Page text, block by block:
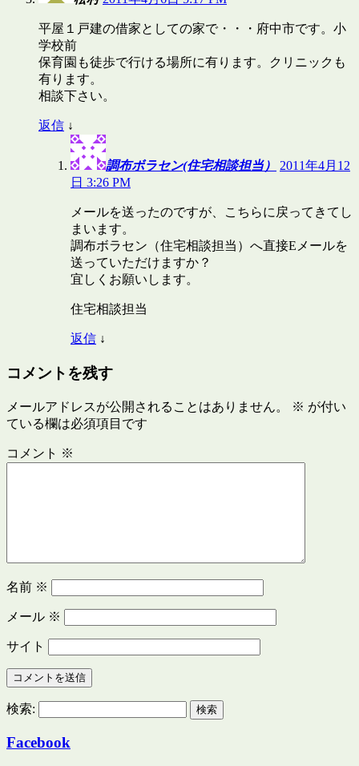
平屋１戸建の借家としての家で・・・府中市です。小
学校前
保育園も徒歩で行ける場所に有ります。クリニックも
有ります。
相談下さい。
返信 ↓
調布ボラセン(住宅相談担当）
2011年4月12
日 3:26 PM
メールを送ったのですが、こちらに戻ってきてし
まいます。
調布ボラセン（住宅相談担当）へ直接Eメールを
送っていただけますか？
宜しくお願いします。
住宅相談担当
返信 ↓
コメントを残す
メールアドレスが公開されることはありません。 ※ が付い
ている欄は必須項目です
コメント ※
名前 ※
メール ※
サイト
検索:
Facebook